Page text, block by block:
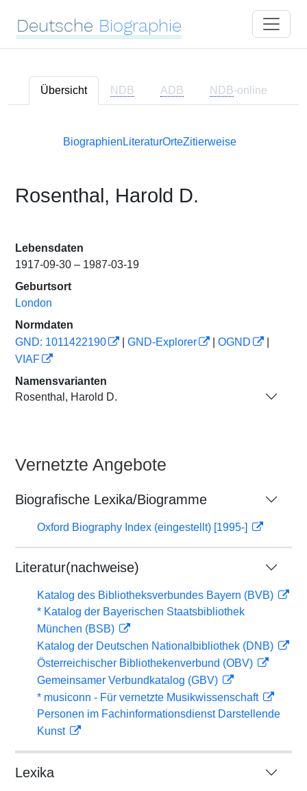
Deutsche Biographie
Übersicht NDB ADB NDB-online
Biographien LiteraturOrteZitierweise
Rosenthal, Harold D.
Lebensdaten
1917-09-30 – 1987-03-19
Geburtsort
London
Normdaten
GND: 1011422190
GND-Explorer OGND
VIAF
Namensvarianten
Rosenthal, Harold D.
Vernetzte Angebote
Biografische Lexika/Biogramme
Oxford Biography Index (eingestellt) [1995-]
Literatur(nachweise)
Katalog des Bibliotheksverbundes Bayern (BVB)
* Katalog der Bayerischen Staatsbibliothek
München (BSB)
Katalog der Deutschen Nationalbibliothek (DNB)
Österreichischer Bibliothekenverbund (OBV)
Gemeinsamer Verbundkatalog (GBV)
* musiconn - Für vernetzte Musikwissenschaft
Personen im Fachinformationsdienst Darstellende
Kunst
Lexika